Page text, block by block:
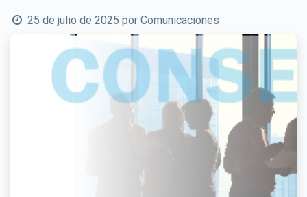
25 de julio de 2025 por Comunicaciones